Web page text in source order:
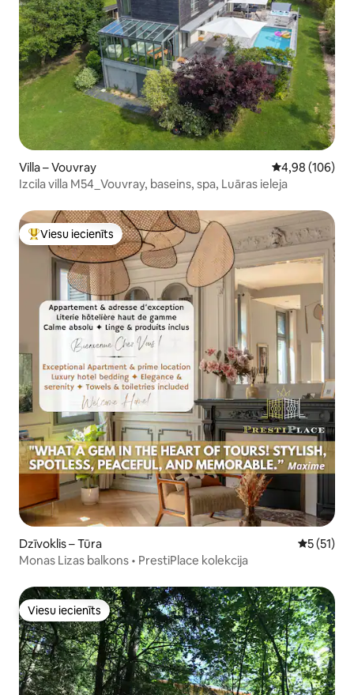
Villa – Vouvray Vidējais
4,98 (106)
Izcila villa M54_Vouvray, baseins, spa, Luāras ieleja
Populārs viesu iecienīts mājoklis
Viesu iecienīts
Dzīvoklis – Tūra Vidējais
5 (51)
Monas Lizas balkons • PrestiPlace kolekcija
Viesu iecienīts
Viesu iecienīts